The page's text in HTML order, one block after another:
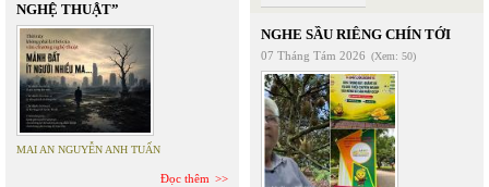
NGHỆ THUẬT”
MAI AN NGUYỄN ANH TUẤN
Đọc thêm
NGHE SẦU RIÊNG CHÍN TỚI
07 Tháng Tám 2026 (Xem: 50)